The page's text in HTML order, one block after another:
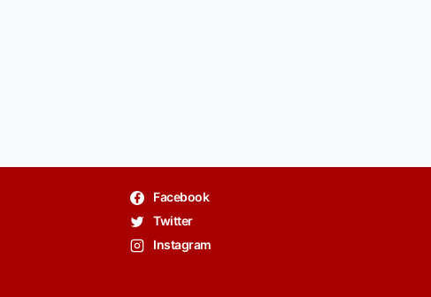
Facebook
Twitter
Instagram